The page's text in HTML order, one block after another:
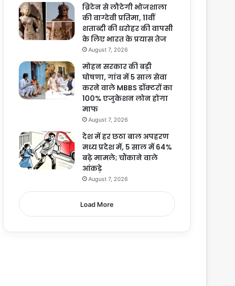
ब्रिटेन से लौटेगी भोजशाला
की वाग्देवी प्रतिमा, 11वीं
शताब्दी की धरोहर की वापसी
के लिए भारत के प्रयास तेज
August 7, 2026
मोहन सरकार की बड़ी
घोषणा, गांव में 5 साल सेवा
करने वाले MBBS डॉक्टरों का
100% एजुकेशन लोन होगा
माफ
August 7, 2026
देश में हर छठा बाल अपहरण
मध्य प्रदेश में, 5 साल में 64%
बढ़े मामले; चौंकाने वाले
आंकड़े
August 7, 2026
Load More